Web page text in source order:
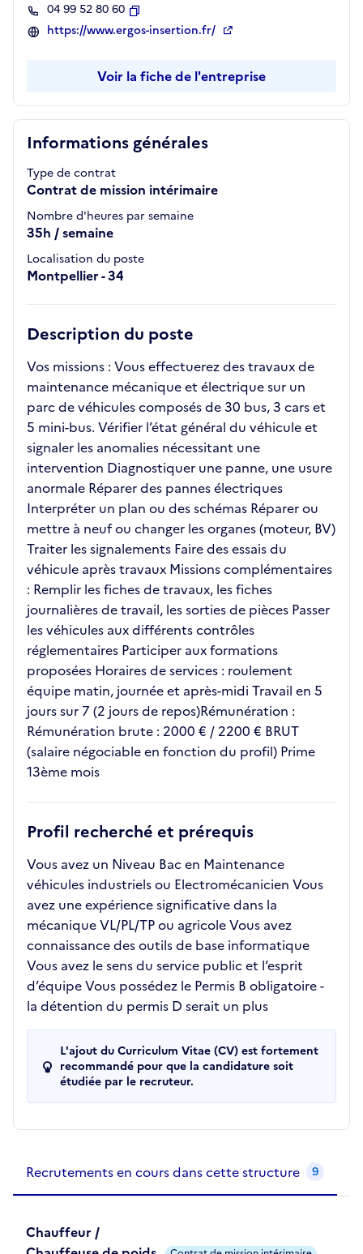
Informations générales
Type de contrat
Contrat de mission intérimaire
Nombre d'heures par semaine
35h / semaine
Localisation du poste
Montpellier - 34
Description du poste
Vos missions : Vous effectuerez des travaux de
maintenance mécanique et électrique sur un
parc de véhicules composés de 30 bus, 3 cars et
5 mini-bus. Vérifier l’état général du véhicule et
signaler les anomalies nécessitant une
intervention Diagnostiquer une panne, une usure
anormale Réparer des pannes électriques
Interpréter un plan ou des schémas Réparer ou
mettre à neuf ou changer les organes (moteur, BV)
Traiter les signalements Faire des essais du
véhicule après travaux Missions complémentaires
: Remplir les fiches de travaux, les fiches
journalières de travail, les sorties de pièces Passer
les véhicules aux différents contrôles
réglementaires Participer aux formations
proposées Horaires de services : roulement
équipe matin, journée et après-midi Travail en 5
jours sur 7 (2 jours de repos)Rémunération :
Rémunération brute : 2000 € / 2200 € BRUT
(salaire négociable en fonction du profil) Prime
13ème mois
Profil recherché et prérequis
Vous avez un Niveau Bac en Maintenance
véhicules industriels ou Electromécanicien Vous
avez une expérience significative dans la
mécanique VL/PL/TP ou agricole Vous avez
connaissance des outils de base informatique
Vous avez le sens du service public et l’esprit
d’équipe Vous possédez le Permis B obligatoire -
la détention du permis D serait un plus
L'ajout du Curriculum Vitae (CV) est fortement
recommandé pour que la candidature soit
étudiée par le recruteur.
04 99 52 80 60
Copier
https://www.ergos-insertion.fr/
Voir la fiche de l'entreprise
Recrutements en cours dans cette structure 9
Chauffeur /